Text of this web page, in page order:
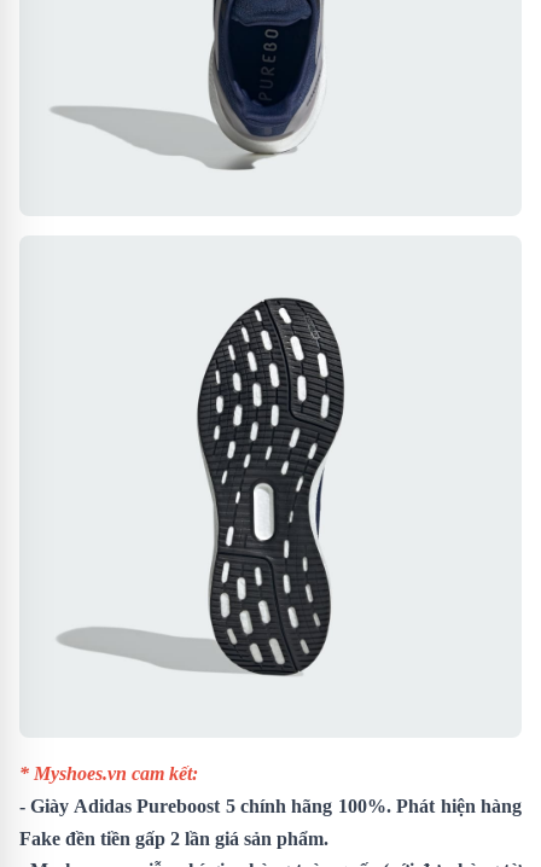
* Myshoes.vn cam kết:
-Giày Adidas Pureboost 5chính hãng 100%. Phát hiện hàng
Fake đền tiền gấp 2 lần giá sản phẩm.